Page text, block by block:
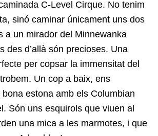
C-Level Cirque. No tenim
sinó caminar únicament uns dos
a un mirador del Minnewanka
des d’allà són precioses. Una
per copsar la immensitat del
Un cop a baix, ens
estona amb els Columbian
Són uns esquirols que viuen al
una mica a les marmotes, i que